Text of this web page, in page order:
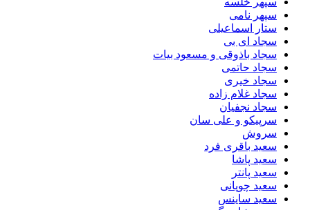
سپهر نامی
ستار اسماعیلی
سجاد ای بی
سجاد باذوقی و مسعود بیات
سجاد حاتمی
سجاد خیری
سجاد غلام زاده
سجاد نجفیان
سرپیکو و علی سان
سروش
سعید باقری فرد
سعید پاشا
سعید پانتر
سعید چوپانی
سعید ساینس